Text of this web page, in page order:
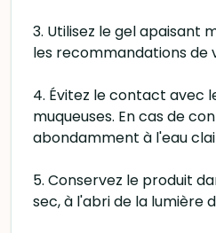
3. Utilisez le gel apaisant
les recommandations de
4. Évitez le contact avec
muqueuses. En cas de
abondamment à l'eau
5. Conservez le produit
sec, à l'abri de la lumière